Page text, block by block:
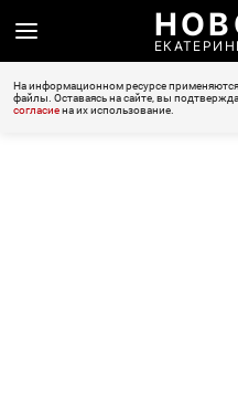
На информационном ресурсе
файлы. Оставаясь на сайте, вы
согласиена их использование.